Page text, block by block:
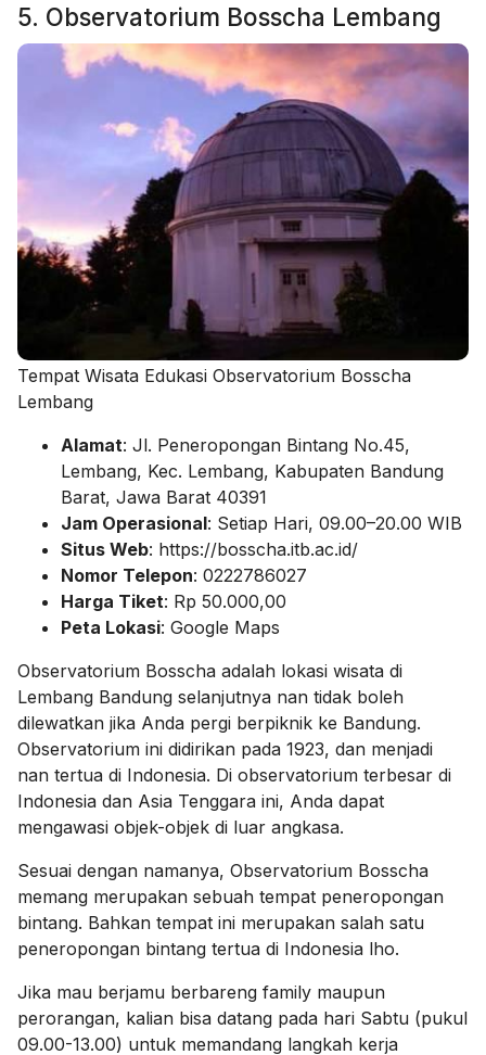
5. Observatorium Bosscha Lembang
Tempat Wisata Edukasi Observatorium Bosscha
Lembang
Alamat: Jl. Peneropongan Bintang No.45,
Lembang, Kec. Lembang, Kabupaten Bandung
Barat, Jawa Barat 40391
Jam Operasional: Setiap Hari, 09.00–20.00 WIB
Situs Web: https://bosscha.itb.ac.id/
Nomor Telepon: 0222786027
Harga Tiket: Rp 50.000,00
Peta Lokasi: Google Maps
Observatorium Bosscha adalah lokasi wisata di
Lembang Bandung selanjutnya nan tidak boleh
dilewatkan jika Anda pergi berpiknik ke Bandung.
Observatorium ini didirikan pada 1923, dan menjadi
nan tertua di Indonesia. Di observatorium terbesar di
Indonesia dan Asia Tenggara ini, Anda dapat
mengawasi objek-objek di luar angkasa.
Sesuai dengan namanya, Observatorium Bosscha
memang merupakan sebuah tempat peneropongan
bintang. Bahkan tempat ini merupakan salah satu
peneropongan bintang tertua di Indonesia lho.
Jika mau berjamu berbareng family maupun
perorangan, kalian bisa datang pada hari Sabtu (pukul
09.00-13.00) untuk memandang langkah kerja